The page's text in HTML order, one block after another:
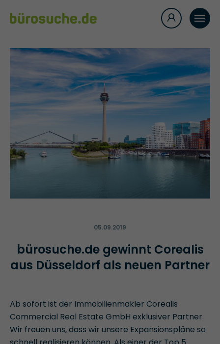
05.09.2019
bürosuche.de gewinnt Corealis
aus Düsseldorf als neuen Partner
Ab sofort ist der Immobilienmakler Corealis
Commercial Real Estate GmbH exklusiver Partner.
Wir freuen uns, dass wir unsere Expansionspläne so